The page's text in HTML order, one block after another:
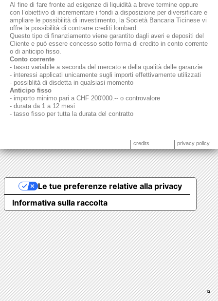
Al fine di fare fronte ad esigenze di liquidità a breve termine oppure
con l’obiettivo di incrementare i fondi a disposizione per diversificare e
ampliare le possibilità di investimento, la Società Bancaria Ticinese vi
offre la possibilità di contrarre crediti lombard.
Questo tipo di finanziamento viene garantito dagli averi e depositi del
Cliente e può essere concesso sotto forma di credito in conto corrente
o di anticipo fisso.
Conto corrente
- tasso variabile a seconda del mercato e della qualità delle garanzie
- interessi applicati unicamente sugli importi effettivamente utilizzati
- possiblità di disdetta in qualsiasi momento
Anticipo fisso
- importo minimo pari a CHF 200'000.-- o controvalore
- durata da 1 a 12 mesi
- tasso fisso per tutta la durata del contratto
credits privacy policy
Informativa sulla raccolta
Le tue preferenze relative alla privacy